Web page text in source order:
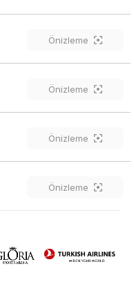
Önizleme
Önizleme
Önizleme
Önizleme